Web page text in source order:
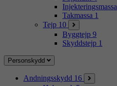
Injekteringsmassa
Takmassa 1
Tejp 10
Byggtejp 9
Skyddstejp 1
Personskydd
Andningsskydd 16